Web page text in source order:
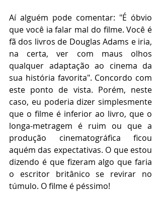
Aí alguém pode comentar: "É óbvio
que você ia falar mal do filme. Você é
fã dos livros de Douglas Adams e iria,
na certa, ver com maus olhos
qualquer adaptação ao cinema da
sua história favorita". Concordo com
este ponto de vista. Porém, neste
caso, eu poderia dizer simplesmente
que o filme é inferior ao livro, que o
longa-metragem é ruim ou que a
produção cinematográfica ficou
aquém das expectativas. O que estou
dizendo é que fizeram algo que faria
o escritor britânico se revirar no
túmulo. O filme é péssimo!